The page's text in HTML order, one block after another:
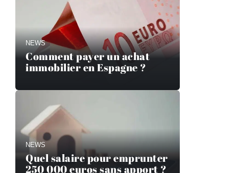
NEWS
Comment payer un achat
immobilier en Espagne ?
NEWS
Quel salaire pour emprunter
250 000 euros sans apport ?